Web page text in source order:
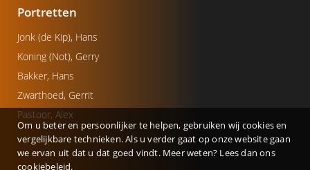
Om u beter en persoonlijker te helpen, gebruiken wij cookies en
vergelijkbare technieken. Als u verder gaat op onze website gaan
we ervan uit dat u dat goed vindt. Meer weten? Lees dan ons
cookiebeleid.
Portretten
Jonk (de Kip), Hans
Koning (Not), Gerry
Bakker, Hans
Zwarthoed, Gerrit
Pastoor, Alex